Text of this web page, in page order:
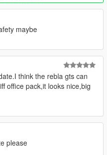
maybe
think the rebla gts can
office pack,it looks nice,big
please